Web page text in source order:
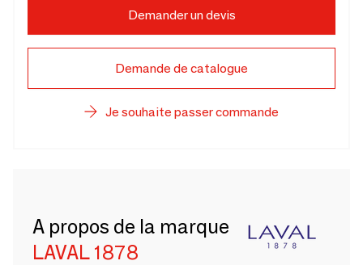
Demander un devis
Demande de catalogue
Je souhaite passer commande
A propos de la marque
LAVAL 1878